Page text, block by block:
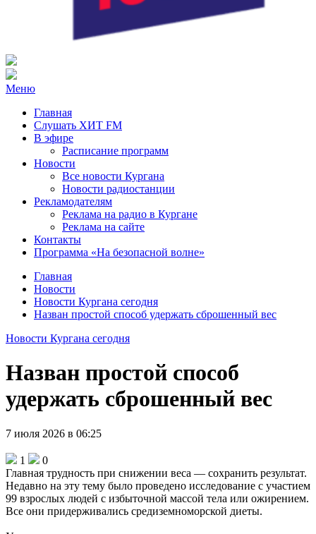
Радио ХИТ FM Курган
103.2 FM
Меню
Главная
Слушать ХИТ FM
В эфире
Расписание программ
Новости
Все новости Кургана
Новости радиостанции
Рекламодателям
Реклама на радио в Кургане
Реклама на сайте
Контакты
Программа «На безопасной волне»
Главная
Новости
Новости Кургана сегодня
Назван простой способ удержать сброшенный вес
Новости Кургана сегодня
Назван простой способ
удержать сброшенный вес
7 июля 2026 в 06:25
1
0
Главная трудность при снижении веса — сохранить результат.
Недавно на эту тему было проведено исследование с участием
99 взрослых людей с избыточной массой тела или ожирением.
Все они придерживались средиземноморской диеты.